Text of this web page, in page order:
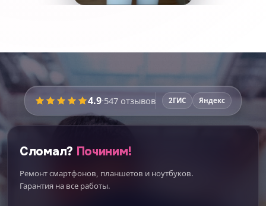
4.9·547 отзывов 2ГИС Яндекс
Сломал? Починим!
Ремонт смартфонов, планшетов и ноутбуков.
Гарантия на все работы.